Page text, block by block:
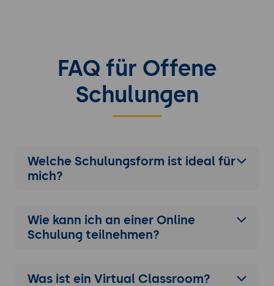
FAQ für Offene
Schulungen
Welche Schulungsform ist ideal für
mich?
Wie kann ich an einer Online
Schulung teilnehmen?
Was ist ein Virtual Classroom?